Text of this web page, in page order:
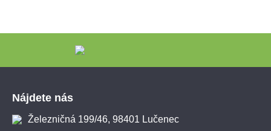
Nájdete nás
Železničná 199/46, 98401 Lučenec